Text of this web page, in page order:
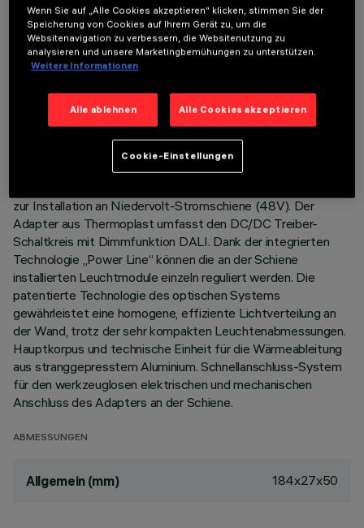
TECHNISCHE DATEN
LETZTES UPDATE: 07.08.2026
zur Installation an Niedervolt-Stromschiene (48V). Der
Adapter aus Thermoplast umfasst den DC/DC Treiber-
Schaltkreis mit Dimmfunktion DALI. Dank der integrierten
Technologie „Power Line“ können die an der Schiene
installierten Leuchtmodule einzeln reguliert werden. Die
patentierte Technologie des optischen Systems
gewährleistet eine homogene, effiziente Lichtverteilung an
der Wand, trotz der sehr kompakten Leuchtenabmessungen.
Hauptkorpus und technische Einheit für die Wärmeableitung
aus stranggepresstem Aluminium. Schnellanschluss-System
für den werkzeuglosen elektrischen und mechanischen
Anschluss des Adapters an der Schiene.
ABMESSUNGEN
Allgemein (mm) 184x27x50
Wenn Sie auf „Alle Cookies akzeptieren“ klicken, stimmen Sie der
Speicherung von Cookies auf Ihrem Gerät zu, um die
Websitenavigation zu verbessern, die Websitenutzung zu
analysieren und unsere Marketingbemühungen zu unterstützen.
Weitere Informationen
Alle ablehnen Alle Cookies akzeptieren
Cookie-Einstellungen